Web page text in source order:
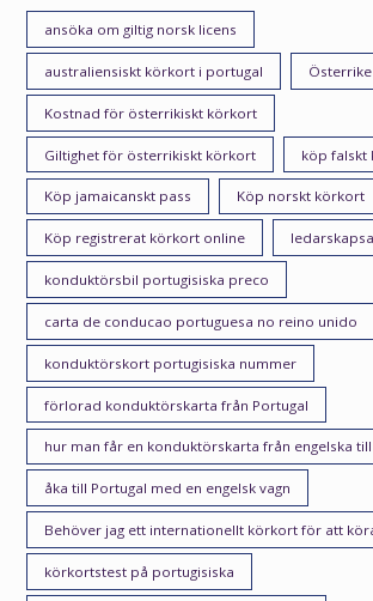
ansöka om giltig norsk licens
australiensiskt körkort i portugal
Kostnad för österrikiskt körkort
Giltighet för österrikiskt körkort köp falskt
Köp jamaicanskt pass Köp norskt körkort
Köp registrerat körkort online
konduktörsbil portugisiska preco
carta de conducao portuguesa no reino unido
konduktörskort portugisiska nummer
förlorad konduktörskarta från Portugal
hur man får en konduktörskarta från engelska
åka till Portugal med en engelsk vagn
Behöver jag ett internationellt körkort för att
körkortstest på portugisiska